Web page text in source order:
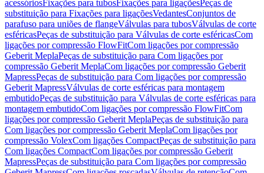
acessóriosFixações para tubosFixações para ligaçõesPeças de
substituição para Fixações para ligaçõesVedantesConjuntos de
parafuso para uniões de flangeVálvulas para tubosVálvulas de corte
esféricasPeças de substituição para Válvulas de corte esféricasCom
ligações por compressão FlowFitCom ligações por compressão
Geberit MeplaPeças de substituição para Com ligações por
compressão Geberit MeplaCom ligações por compressão Geberit
MapressPeças de substituição para Com ligações por compressão
Geberit MapressVálvulas de corte esféricas para montagem
embutidoPeças de substituição para Válvulas de corte esféricas para
montagem embutidoCom ligações por compressão FlowFitCom
ligações por compressão Geberit MeplaPeças de substituição para
Com ligações por compressão Geberit MeplaCom ligações por
compressão VolexCom ligações CompactPeças de substituição para
Com ligações CompactCom ligações por compressão Geberit
MapressPeças de substituição para Com ligações por compressão